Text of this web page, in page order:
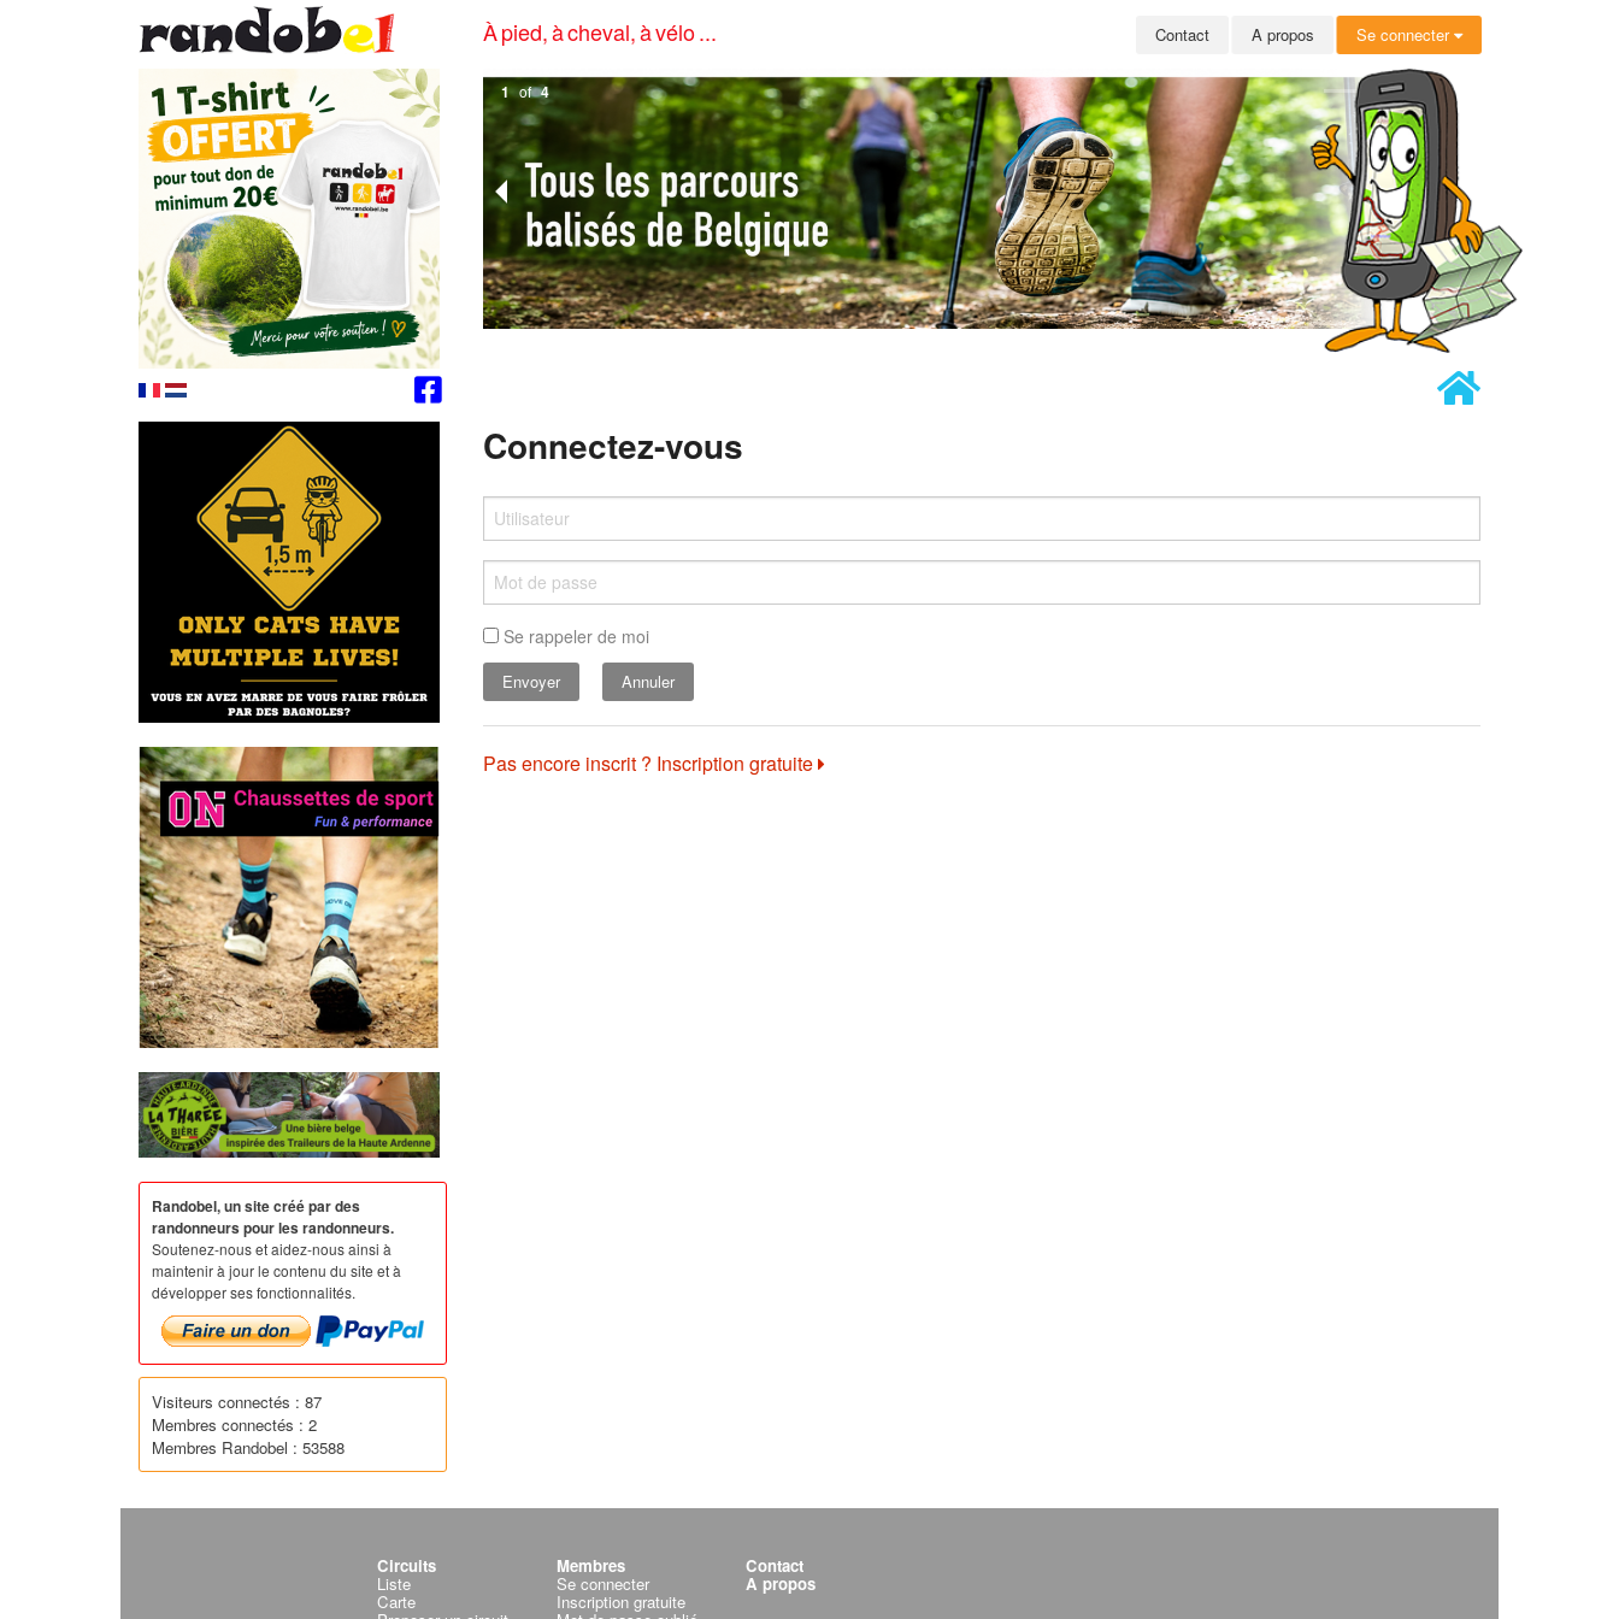
À pied, à cheval, à vélo ... Contact A propos Se connecter
1 of 4
Connectez-vous
Se rappeler de moi
Annuler
Pas encore inscrit ? Inscription gratuite
Randobel, un site créé par des
randonneurs pour les randonneurs.
Soutenez-nous et aidez-nous ainsi à
maintenir à jour le contenu du site et à
développer ses fonctionnalités.
Visiteurs connectés : 87
Membres connectés : 2
Membres Randobel : 53588
Circuits
Liste
Carte
Membres
Se connecter
Inscription gratuite
Contact
A propos